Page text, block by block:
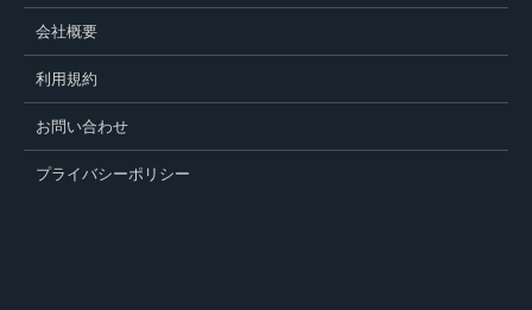
会社概要
利用規約
お問い合わせ
プライバシーポリシー